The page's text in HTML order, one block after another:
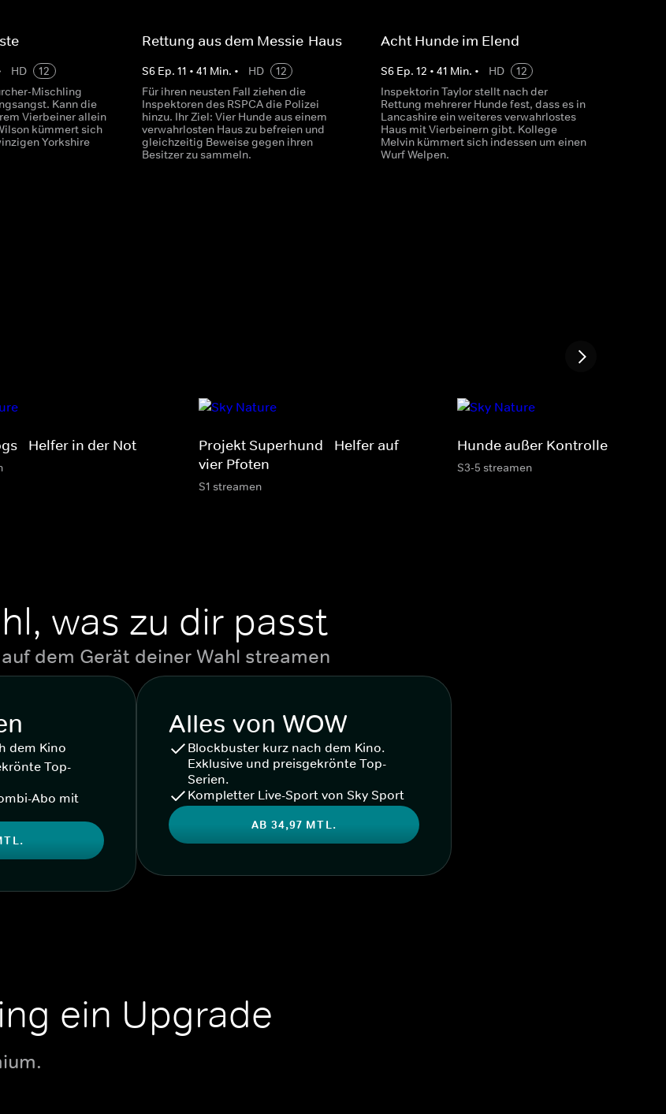
HD
12
Mischling
Kann die
Vierbeiner allein
kümmert sich
Yorkshire
Rettung aus dem Messie-Haus
S6 Ep. 11 • 41 Min. • HD
12
Für ihren neusten Fall ziehen die
Inspektoren des RSPCA die Polizei
hinzu. Ihr Ziel: Vier Hunde aus einem
verwahrlosten Haus zu befreien und
gleichzeitig Beweise gegen ihren
Besitzer zu sammeln.
Acht Hunde im Elend
S6 Ep. 12 • 41 Min. • HD
12
Inspektorin Taylor stellt nach der
Rettung mehrerer Hunde fest, dass es in
Lancashire ein weiteres verwahrlostes
Haus mit Vierbeinern gibt. Kollege
Melvin kümmert sich indessen um einen
Wurf Welpen.
- Helfer in der Not
Projekt Superhund - Helfer auf
vier Pfoten
S1 streamen
Hunde außer Kontrolle
S3-5 streamen
was zu dir passt
dem Gerät deiner Wahl streamen
dem Kino
Top-
Abo mit
Alles von WOW
Blockbuster kurz nach dem Kino.
Exklusive und preisgekrönte Top-
Serien.
Kompletter Live-Sport von Sky Sport
AB 34,97 MTL.
ein Upgrade